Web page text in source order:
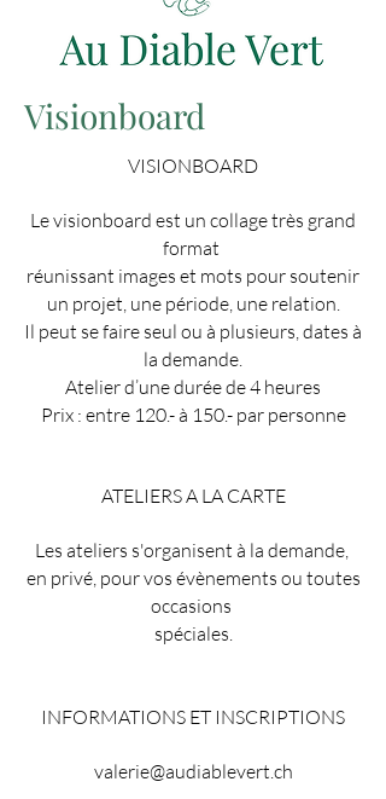
Visionboard
VISIONBOARD
Le visionboard est un collage très grand
format
réunissant images et mots pour soutenir
un projet, une période, une relation.
Il peut se faire seul ou à plusieurs, dates à
la demande.
Atelier d’une durée de 4 heures
Prix : entre 120.- à 150.- par personne
ATELIERS A LA CARTE
Les ateliers s'organisent à la demande,
en privé, pour vos évènements ou toutes
occasions
spéciales.
INFORMATIONS ET INSCRIPTIONS
valerie@audiablevert.ch